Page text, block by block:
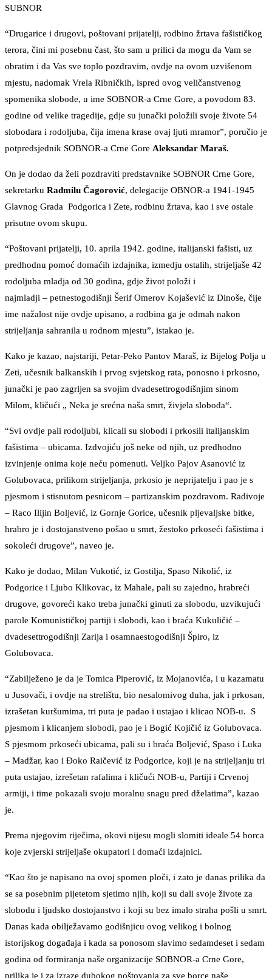
SUBNOR
“Drugarice i drugovi, poštovani prijatelji, rodbino žrtava fašističkog
terora, čini mi posebnu čast, što sam u prilici da mogu da Vam se
obratim i da Vas sve toplo pozdravim, ovdje na ovom uzvišenom
mjestu, nadomak Vrela Ribničkih, ispred ovog veličanstvenog
spomenika slobode, u ime SOBNOR-a Crne Gore, a povodom 83.
godine od velike tragedije, gdje su junački položili svoje živote 54
slobodara i rodoljuba, čija imena krase ovaj ljuti mramor”, poručio je
potpredsjednik SOBNOR-a Crne Gore Aleksandar Maraš.
On je dodao da želi pozdraviti predstavnike SOBNOR Crne Gore,
sekretarku Radmilu Čagorović, delegacije OBNOR-a 1941-1945
Glavnog Grada Podgorica i Zete, rodbinu žrtava, kao i sve ostale
prisutne ovom skupu.
“Poštovani prijatelji, 10. aprila 1942. godine, italijanski fašisti, uz
predhodnu pomoć domaćih izdajnika, izmedju ostalih, strijeljaše 42
rodoljuba mladja od 30 godina, gdje život položi i
najmladji – petnestogodišnji Šerif Omerov Kojašević iz Dinoše, čije
ime nažalost nije ovdje upisano, a rodbina ga je odmah nakon
strijeljanja sahranila u rodnom mjestu”, istakao je.
Kako je kazao, najstariji, Petar-Peko Pantov Maraš, iz Bijelog Polja u
Zeti, učesnik balkanskih i prvog svjetskog rata, ponosno i prkosno,
junački je pao zagrljen sa svojim dvadesettrogodišnjim sinom
Milom, kličući „ Neka je srećna naša smrt, živjela sloboda“.
“Svi ovdje pali rodoljubi, klicali su slobodi i prkosili italijanskim
fašistima – ubicama. Izdvojiću još neke od njih, uz predhodno
izvinjenje onima koje neću pomenuti. Veljko Pajov Asanović iz
Golubovaca, prilikom strijeljanja, prkosio je neprijatelju i pao je s
pjesmom i stisnutom pesnicom – partizanskim pozdravom. Radivoje
– Raco Ilijin Boljević, iz Gornje Gorice, učesnik pljevaljske bitke,
hrabro je i dostojanstveno pošao u smrt, žestoko prkoseći fašistima i
sokoleći drugove”, naveo je.
Kako je dodao, Milan Vukotić, iz Gostilja, Spaso Nikolić, iz
Podgorice i Ljubo Klikovac, iz Mahale, pali su zajedno, hrabreći
drugove, govoreći kako treba junački ginuti za slobodu, uzvikujući
parole Komunističkoj partiji i slobodi, kao i braća Kukuličić –
dvadesettrogodišnji Zarija i osamnaestogodišnji Špiro, iz
Golubovaca.
“Zabilježeno je da je Tomica Piperović, iz Mojanovića, i u kazamatu
u Jusovači, i ovdje na strelištu, bio nesalomivog duha, jak i prkosan,
izrašetan kuršumima, tri puta je padao i ustajao i klicao NOB-u. S
pjesmom i klicanjem slobodi, pao je i Bogić Kojičić iz Golubovaca.
S pjesmom prkoseći ubicama, pali su i braća Boljević, Spaso i Luka
– Madžar, kao i Đoko Raičević iz Podgorice, koji je na strijeljanju tri
puta ustajao, izrešetan rafalima i kličući NOB-u, Partiji i Crvenoj
armiji, i time pokazali svoju moralnu snagu pred dželatima”, kazao
je.
Prema njegovim riječima, okovi nijesu mogli slomiti ideale 54 borca
koje zvjerski strijeljaše okupatori i domaći izdajnici.
“Kao što je napisano na ovoj spomen ploči, i zato je danas prilika da
se sa posebnim pijetetom sjetimo njih, koji su dali svoje živote za
slobodu i ljudsko dostojanstvo i koji su bez imalo straha pošli u smrt.
Danas kada obilježavamo godišnjicu ovog velikog i bolnog
istorijskog događaja i kada sa ponosom slavimo sedamdeset i sedam
godina od formiranja naše organizacije SOBNOR-a Crne Gore,
prilika je i za izraze dubokog poštovanja za sve borce naše